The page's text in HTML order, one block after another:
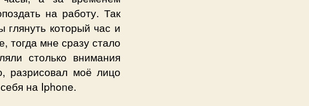
на работу. Так
глянуть который час и
тогда мне сразу стало
столько внимания
разрисовал моё лицо
на Iphone.